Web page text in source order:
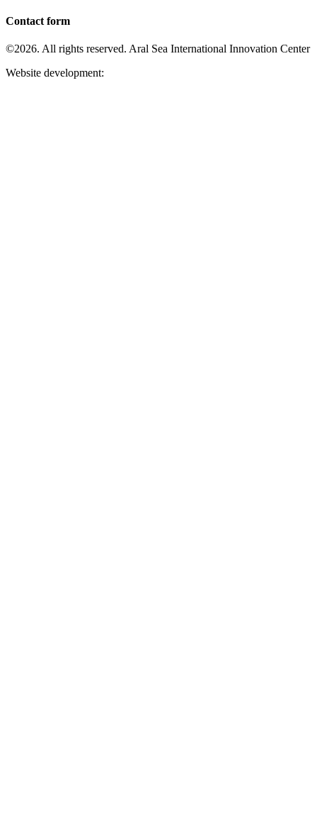
Contact form
©2026. All rights reserved. Aral Sea International Innovation Center
Website development: